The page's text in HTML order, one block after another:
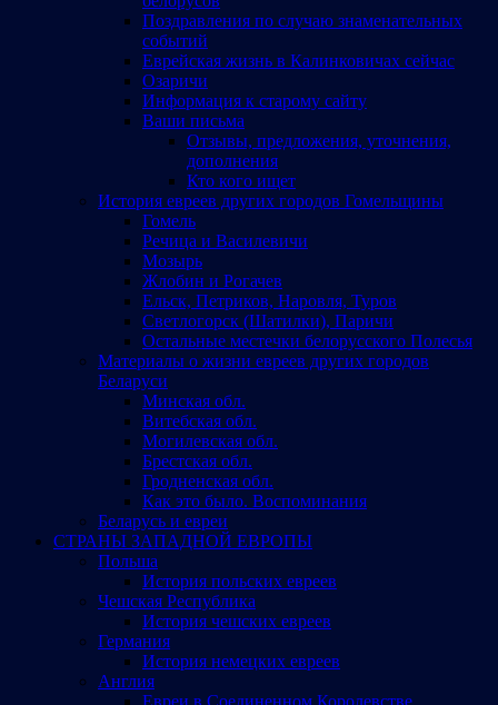
Поздравления по случаю знаменательных
событий
Еврейская жизнь в Калинковичах сейчас
Озаричи
Информация к старому сайту
Ваши письма
Отзывы, предложения, уточнения,
дополнения
Кто кого ищет
История евреев других городов Гомельщины
Гомель
Речица и Василевичи
Мозырь
Жлобин и Рогачев
Ельск, Петриков, Наровля, Туров
Светлогорск (Шатилки), Паричи
Остальные местечки белорусского Полесья
Материалы о жизни евреев других городов
Беларуси
Минская обл.
Витебская обл.
Могилевская обл.
Брестская обл.
Гродненская обл.
Как это было. Воспоминания
Беларусь и евреи
СТРАНЫ ЗАПАДНОЙ ЕВРОПЫ
Польша
История польских евреев
Чешская Республика
История чешских евреев
Германия
История немецких евреев
Англия
Евреи в Соединенном Королевстве